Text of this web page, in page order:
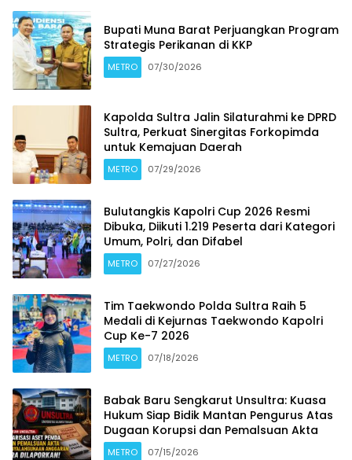
Bupati Muna Barat Perjuangkan Program
Strategis Perikanan di KKP
METRO 07/30/2026
Kapolda Sultra Jalin Silaturahmi ke DPRD
Sultra, Perkuat Sinergitas Forkopimda
untuk Kemajuan Daerah
METRO 07/29/2026
Bulutangkis Kapolri Cup 2026 Resmi
Dibuka, Diikuti 1.219 Peserta dari Kategori
Umum, Polri, dan Difabel
METRO 07/27/2026
Tim Taekwondo Polda Sultra Raih 5
Medali di Kejurnas Taekwondo Kapolri
Cup Ke-7 2026
METRO 07/18/2026
Babak Baru Sengkarut Unsultra: Kuasa
Hukum Siap Bidik Mantan Pengurus Atas
Dugaan Korupsi dan Pemalsuan Akta
METRO 07/15/2026